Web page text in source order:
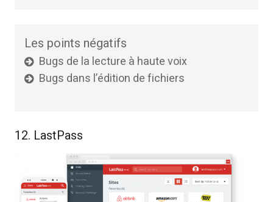
Les points négatifs
Bugs de la lecture à haute voix
Bugs dans l’édition de fichiers
12. LastPass